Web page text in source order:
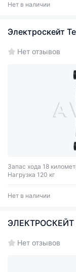
Нет в наличии
Электроскейт
Нет отзывов
Запас хода 18
Нагрузка 120 кг
Нет в наличии
ЭЛЕКТРОСКЕЙТ
Нет отзывов